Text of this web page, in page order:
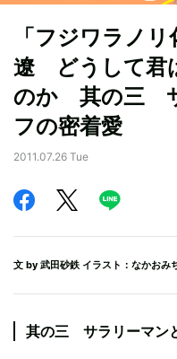
「フジワラノ
遼 どうして君
のか 其の三
フの密着愛
2011.07.26 Tue
文 by 武田砂鉄 イラスト：なかおみ
其の三 サラリーマン